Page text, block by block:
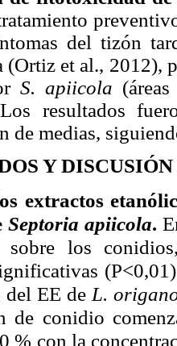
del tizón
(Ortiz et al., 2012),
S. apiicola
resultados
de medias,
Y DISCUSIÓN
extractos
Septoria apiicola.
los
del EE de L.
de conidio
% con la